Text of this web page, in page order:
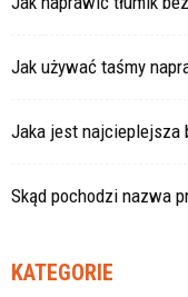
Jak używać taśmy
Jaka jest najcieplejsza
Skąd pochodzi nazwa
KATEGORIE